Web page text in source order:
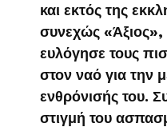
και εκτός της
συνεχώς
ευλόγησε τους
στον ναό για την
ενθρόνισής του.
στιγμή του